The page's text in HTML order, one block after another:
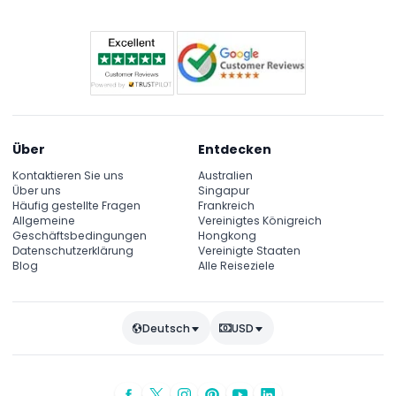
Über
Kontaktieren Sie uns
Über uns
Häufig gestellte Fragen
Allgemeine
Geschäftsbedingungen
Datenschutzerklärung
Blog
Entdecken
Australien
Singapur
Frankreich
Vereinigtes Königreich
Hongkong
Vereinigte Staaten
Alle Reiseziele
Deutsch USD